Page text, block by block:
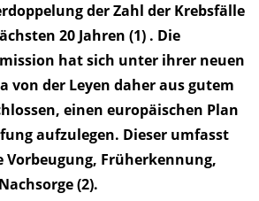
der Zahl der Krebsfälle
20 Jahren (1) . Die
hat sich unter ihrer neuen
von der Leyen daher aus gutem
einen europäischen Plan
aufzulegen. Dieser umfasst
Vorbeugung, Früherkennung,
(2).